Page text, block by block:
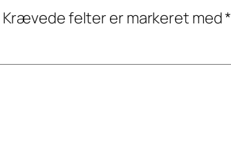
Krævede felter er markeret med*